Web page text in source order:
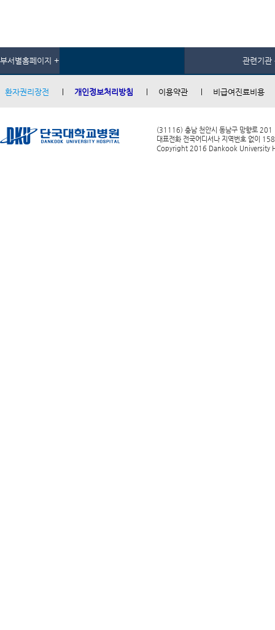
부서별홈페이지 + 관련기관
환자권리장전 개인정보처리방침 이용약관 비급여진료비용
(31116) 충남 천안시 동남구 망향로 201
대표전화 전국어디서나 지역번호 없이
Copyright 2016 Dankook University